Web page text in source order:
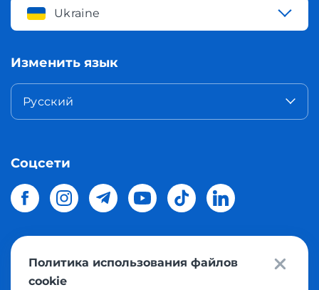
Ukraine
Изменить язык
Русский
Соцсети
© 2026 Meest Shoppingдоставка покупок с интернет
магазинов мира в Украину.
Политика использования файлов
cookie